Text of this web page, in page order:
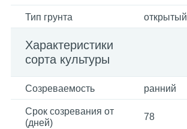
Тип грунта открытый
Характеристики
сорта культуры
Созреваемость ранний
Срок созревания от
(дней)
78